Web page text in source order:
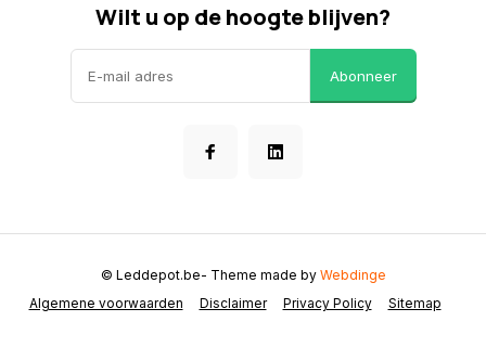
Wilt u op de hoogte blijven?
Abonneer
Algemene voorwaarden Disclaimer Privacy Policy Sitemap
© Leddepot.be- Theme made by Webdinge